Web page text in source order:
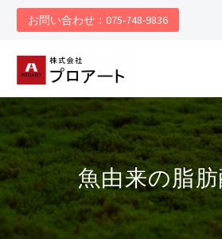
お問い合わせ：075-748-9836
魚由来の脂